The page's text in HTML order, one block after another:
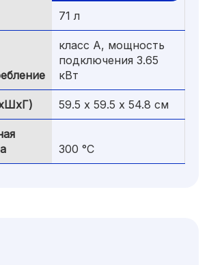
71 л
класс A, мощность
подключения 3.65
кВт
59.5 х 59.5 x 54.8 см
300 °С